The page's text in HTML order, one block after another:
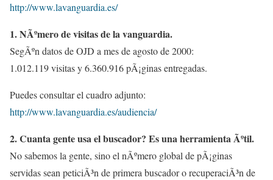
http://www.lavanguardia.es/
1. NÃºmero de visitas de la vanguardia.
SegÃºn datos de OJD a mes de agosto de 2000:
1.012.119 visitas y 6.360.916 pÃ¡ginas entregadas.
Puedes consultar el cuadro adjunto:
http://www.lavanguardia.es/audiencia/
2. Cuanta gente usa el buscador? Es una herramienta Ãºtil.
No sabemos la gente, sino el nÃºmero global de pÃ¡ginas
servidas sean peticiÃ³n de primera buscador o recuperaciÃ³n de